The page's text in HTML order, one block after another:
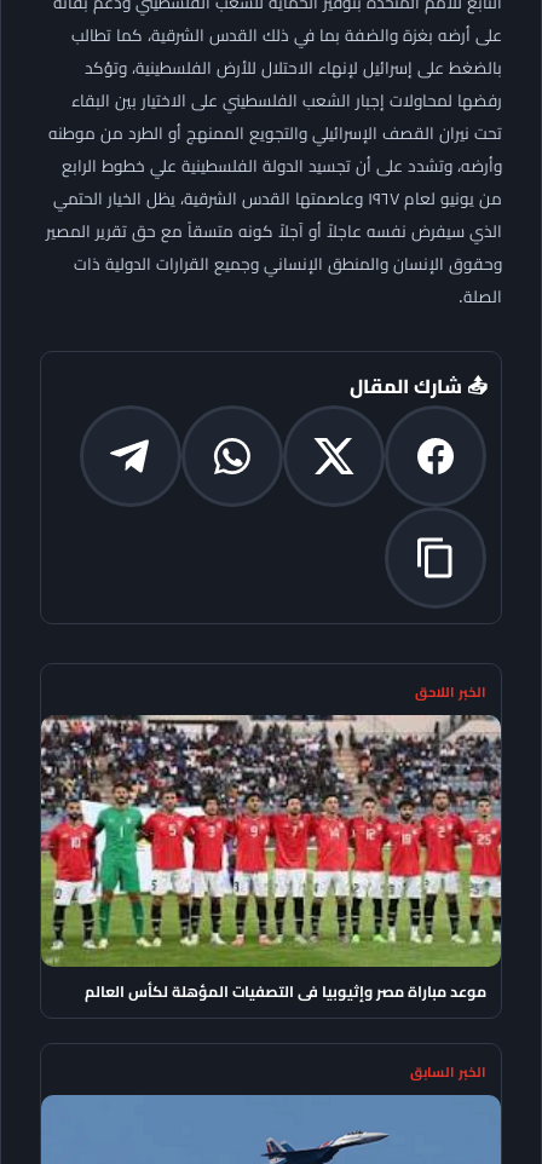
على أرضه بغزة والضفة بما في ذلك القدس الشرقية، كما تطالب
بالضغط على إسرائيل لإنهاء الاحتلال للأرض الفلسطينية، وتؤكد
رفضها لمحاولات إجبار الشعب الفلسطيني على الاختيار بين البقاء
تحت نيران القصف الإسرائيلي والتجويع الممنهج أو الطرد من موطنه
وأرضه، وتشدد على أن تجسيد الدولة الفلسطينية علي خطوط الرابع
من يونيو لعام ١٩٦٧ وعاصمتها القدس الشرقية، يظل الخيار الحتمي
الذي سيفرض نفسه عاجلاً أو آجلاً كونه متسقاً مع حق تقرير المصير
وحقوق الإنسان والمنطق الإنساني وجميع القرارات الدولية ذات
الصلة.
📤 شارك المقال
الخبر اللاحق
موعد مباراة مصر وإثيوبيا فى التصفيات المؤهلة لكأس العالم
الخبر السابق